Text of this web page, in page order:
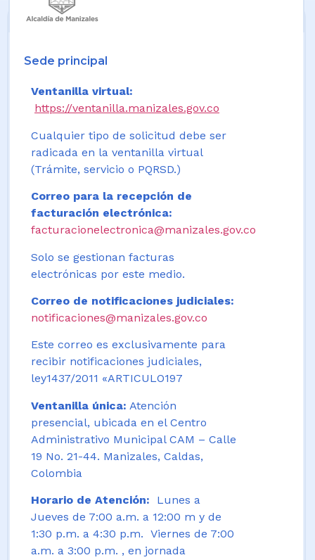
Sede principal
Ventanilla virtual:
https://ventanilla.manizales.gov.co
Cualquier tipo de solicitud debe ser
radicada en la ventanilla virtual
(Trámite, servicio o PQRSD.)
Correo para la recepción de
facturación electrónica:
facturacionelectronica@manizales.gov.co
Solo se gestionan facturas
electrónicas por este medio.
Correo de notificaciones judiciales:
notificaciones@manizales.gov.co
Este correo es exclusivamente para
recibir notificaciones judiciales,
ley1437/2011 «ARTICULO197
Ventanilla única: Atención
presencial, ubicada en el Centro
Administrativo Municipal CAM – Calle
19 No. 21-44. Manizales, Caldas,
Colombia
Horario de Atención:
Lunes a
Jueves de 7:00 a.m. a 12:00 m y de
1:30 p.m. a 4:30 p.m. Viernes de 7:00
a.m. a 3:00 p.m. , en jornada